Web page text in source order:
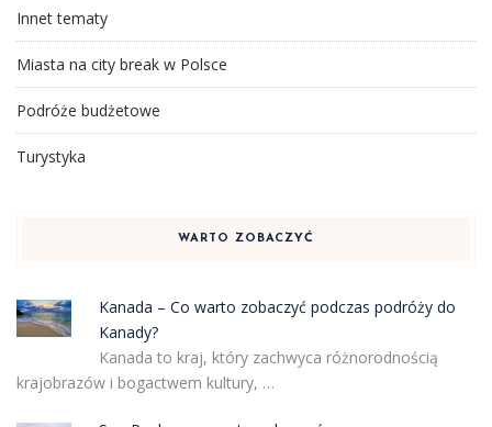
Innet tematy
Miasta na city break w Polsce
Podróże budżetowe
Turystyka
WARTO ZOBACZYĆ
Kanada – Co warto zobaczyć podczas podróży do
Kanady?
Kanada to kraj, który zachwyca różnorodnością
krajobrazów i bogactwem kultury, …